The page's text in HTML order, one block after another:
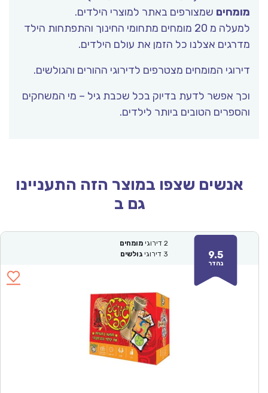
מומחים שמצורפים באתר למוצרי הילדים.
למעלה מ 20 מומחים מתחומי החינוך והתפתחות הילד
מדרגים אצלנו כל הזמן את עולם הילדים.
דירוגי המומחים מצטרפים לדירוגי ההורים והגולשים.
וכך אפשר לדעת בדיוק בכל שכבת גיל – מי המשחקים
והספרים הטובים ביותר לילדים.
אנשים שצפו במוצר הזה התעניינו
גם ב
9.5
נהדר
2 דירוגי מומחים
3 דירוגי גולשים